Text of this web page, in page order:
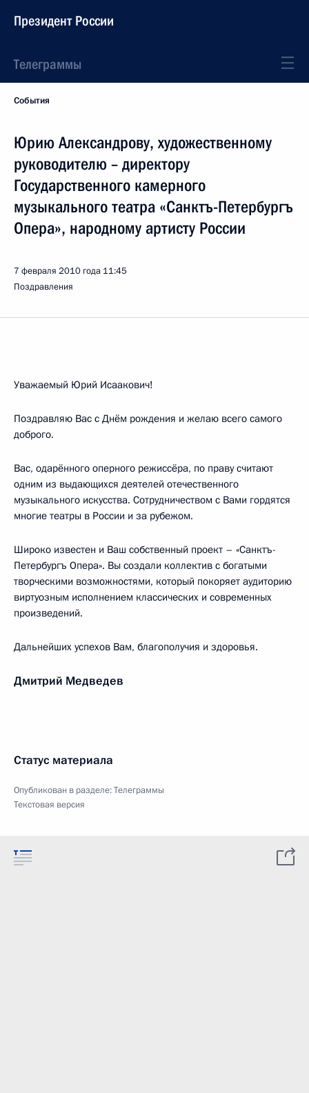
Президент России
Телеграммы
События
Юрию Александрову, художественному
руководителю – директору
Государственного камерного
музыкального театра «Санктъ-Петербургъ
Опера», народному артисту России
7 февраля 2010 года 11:45
Поздравления
Уважаемый Юрий Исаакович!
Поздравляю Вас с Днём рождения и желаю всего самого
доброго.
Вас, одарённого оперного режиссёра, по праву считают
одним из выдающихся деятелей отечественного
музыкального искусства. Сотрудничеством с Вами гордятся
многие театры в России и за рубежом.
Широко известен и Ваш собственный проект – «Санктъ-
Петербургъ Опера». Вы создали коллектив с богатыми
творческими возможностями, который покоряет аудиторию
виртуозным исполнением классических и современных
произведений.
Дальнейших успехов Вам, благополучия и здоровья.
Дмитрий Медведев
Статус материала
Опубликован в разделе:Телеграммы
Текстовая версия